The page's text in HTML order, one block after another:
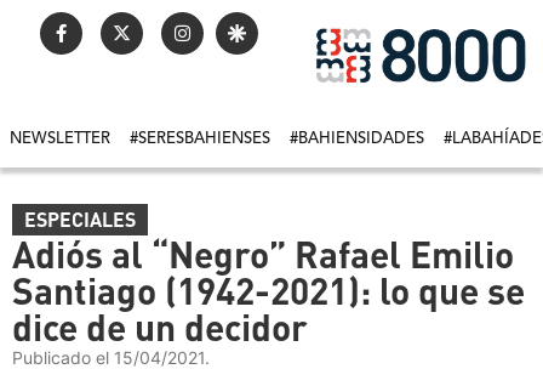
NEWSLETTER #SERESBAHIENSES #BAHIENSIDADES
ESPECIALES
Adiós al “Negro” Rafael Emilio
Santiago (1942-2021): lo que se
dice de un decidor
Publicado el 15/04/2021.